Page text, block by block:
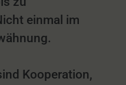
einmal im
Kooperation,